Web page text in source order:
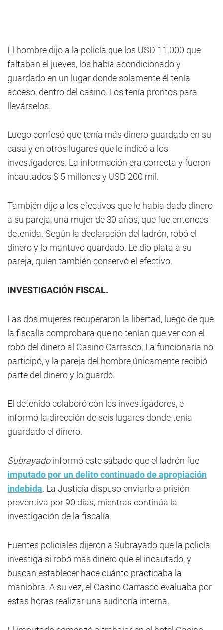
El hombre dijo a la policía que los USD 11.000 que
faltaban el jueves, los había acondicionado y
guardado en un lugar donde solamente él tenía
acceso, dentro del casino. Los tenía prontos para
llevárselos.
Luego confesó que tenía más dinero guardado en su
casa y en otros lugares que le indicó a los
investigadores. La información era correcta y fueron
incautados $ 5 millones y USD 200 mil.
También dijo a los efectivos que le había dado dinero
a su pareja, una mujer de 30 años, que fue entonces
detenida. Según la declaración del ladrón, robó el
dinero y lo mantuvo guardado. Le dio plata a su
pareja, quien también conservó el efectivo.
INVESTIGACIÓN FISCAL.
Las dos mujeres recuperaron la libertad, luego de que
la fiscalía comprobara que no tenían que ver con el
robo del dinero al Casino Carrasco. La funcionaria no
participó, y la pareja del hombre únicamente recibió
parte del dinero y lo guardó.
El detenido colaboró con los investigadores, e
informó la dirección de seis lugares donde tenía
guardado el dinero.
Subrayadoinformó este sábado que el ladrón fue
imputado por un delito continuado de apropiación
indebida. La Justicia dispuso enviarlo a prisión
preventiva por 90 días, mientras continúa la
investigación de la fiscalía.
Fuentes policiales dijeron a Subrayado que la policía
investiga si robó más dinero que el incautado, y
buscan establecer hace cuánto practicaba la
maniobra. A su vez, el Casino Carrasco evaluaba por
estas horas realizar una auditoría interna.